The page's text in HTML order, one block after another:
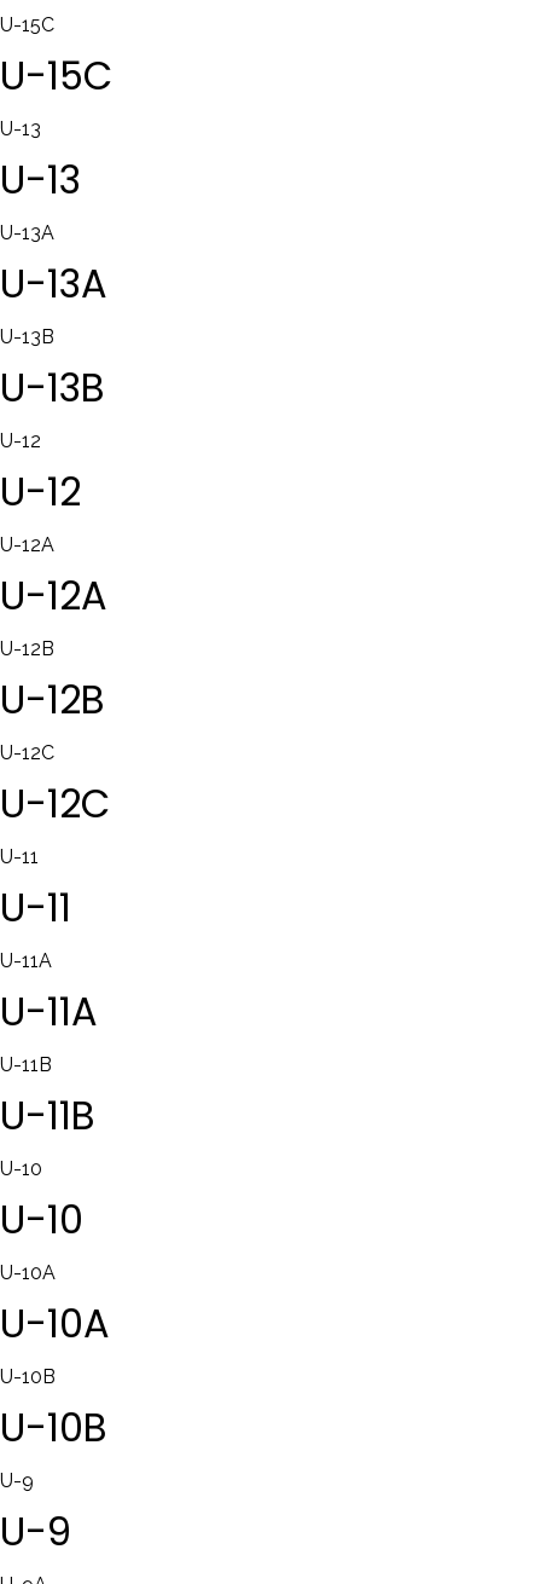
U-15C
U-15C
U-13
U-13
U-13A
U-13A
U-13B
U-13B
U-12
U-12
U-12A
U-12A
U-12B
U-12B
U-12C
U-12C
U-11
U-11
U-11A
U-11A
U-11B
U-11B
U-10
U-10
U-10A
U-10A
U-10B
U-10B
U-9
U-9